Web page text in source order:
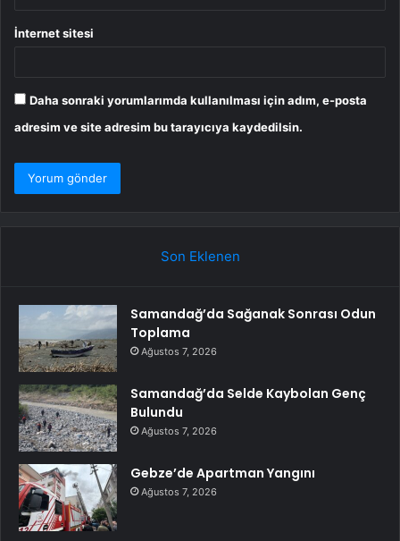
İnternet sitesi
Daha sonraki yorumlarımda kullanılması için adım, e-posta
adresim ve site adresim bu tarayıcıya kaydedilsin.
Son Eklenen
Samandağ’da Sağanak Sonrası Odun
Toplama
Ağustos 7, 2026
Samandağ’da Selde Kaybolan Genç
Bulundu
Ağustos 7, 2026
Gebze’de Apartman Yangını
Ağustos 7, 2026